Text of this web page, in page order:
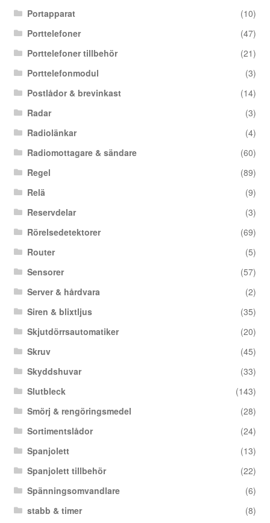
Portapparat
(10)
Porttelefoner
(47)
Porttelefoner tillbehör
(21)
Porttelefonmodul
(3)
Postlådor & brevinkast
(14)
Radar
(3)
Radiolänkar
(4)
Radiomottagare & sändare
(60)
Regel
(89)
Relä
(9)
Reservdelar
(3)
Rörelsedetektorer
(69)
Router
(5)
Sensorer
(57)
Server & hårdvara
(2)
Siren & blixtljus
(35)
Skjutdörrsautomatiker
(20)
Skruv
(45)
Skyddshuvar
(33)
Slutbleck
(143)
Smörj & rengöringsmedel
(28)
Sortimentslådor
(24)
Spanjolett
(13)
Spanjolett tillbehör
(22)
Spänningsomvandlare
(6)
stabb & timer
(8)